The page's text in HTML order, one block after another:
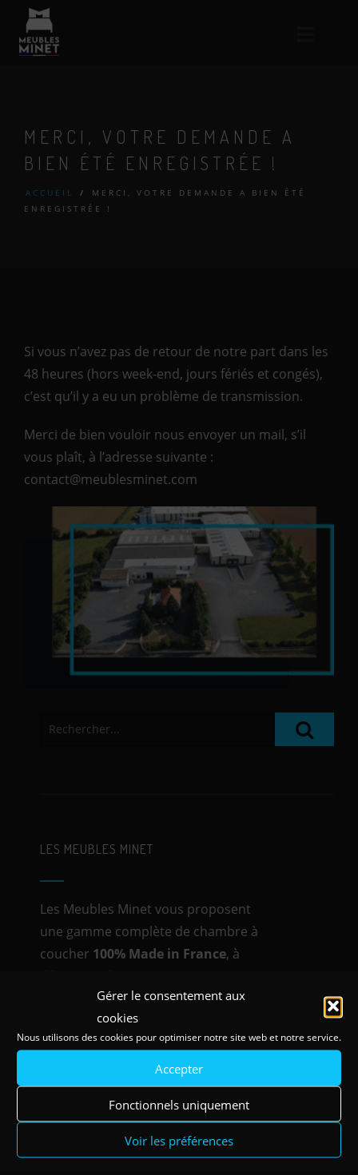
Gérer le consentement aux
cookies
Nous utilisons des cookies pour optimiser notre site web et notre service.
Accepter
Fonctionnels uniquement
Voir les préférences
MERCI, VOTRE DEMANDE A
BIEN ÉTÉ ENREGISTRÉE !
ACCUEIL /
MERCI, VOTRE DEMANDE A BIEN ÉTÉ
ENREGISTRÉE !
Si vous n’avez pas de retour de notre part dans les
48 heures (hors week-end, jours fériés et congés),
c’est qu’il y a eu un problème de transmission.
Merci de bien vouloir nous envoyer un mail, s’il
vous plaît, à l’adresse suivante :
contact@meublesminet.com
LES MEUBLES MINET
Les Meubles Minet vous proposent
une gamme complète de chambre à
coucher 100% Made in France, à
distributeurs.